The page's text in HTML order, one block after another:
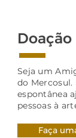
Doação
Seja um
do
espontânea
pessoas à
Faça